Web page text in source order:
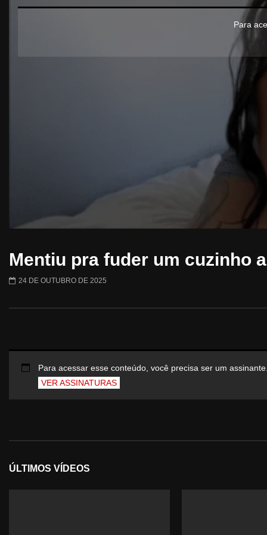
Para
Mentiu pra fuder um cuzinho
24 DE OUTUBRO DE 2025
Para acessar esse conteúdo, você precisa ser um
VER ASSINATURAS
ÚLTIMOS VÍDEOS